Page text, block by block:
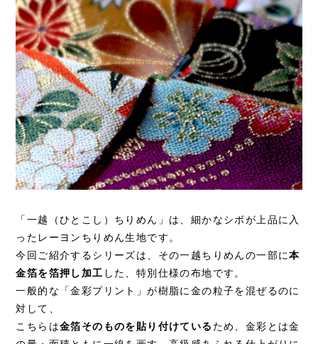
「一越（ひとこし）ちりめん」は、細かなシボが上品に入
ったレーヨンちりめん生地です。
今回ご紹介するシリーズは、その一越ちりめんの一部に本
金箔を箔押し加工 した、特別仕様の布地です。
一般的な「金彩プリント」が樹脂に金の粒子を混ぜるのに
対して、
こちらは金箔そのものを貼り付けている ため、金彩とは金